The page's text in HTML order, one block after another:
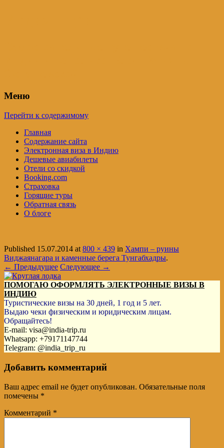
Меню
Перейти к содержимому
Главная
Содержание сайта
Электронная виза в Индию
Дешевые авиабилеты
Отели со скидкой
Booking.com
Страховка
Горящие туры
Обратная связь
О блоге
Published 15.07.2014 at800 × 439 in Хампи – руины
Виджаянагара и каменные берега Тунгабхадры.
← Предыдущее Следующее →
ПОМОГАЮ ОФОРМЛЯТЬ ЭЛЕКТРОННЫЕ ВИЗЫ В
ИНДИЮ
Туристические визы на 30 дней, 1 год и 5 лет.
Выдаю чеки физическим и юридическим лицам.
Обращайтесь!
E-mail: visa@india-trip.ru
Whatsapp: +79171147744
Telegram: @india_trip_ru
Добавить комментарий
Ваш адрес email не будет опубликован. Обязательные поля
помечены *
Комментарий *